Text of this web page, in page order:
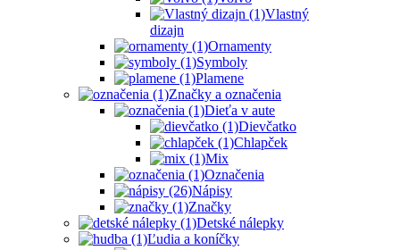
Vlastný
dizajn
Ornamenty
Symboly
Plamene
Značky a označenia
Dieťa v aute
Dievčatko
Chlapček
Mix
Označenia
Nápisy
Značky
Detské nálepky
Ľudia a koníčky